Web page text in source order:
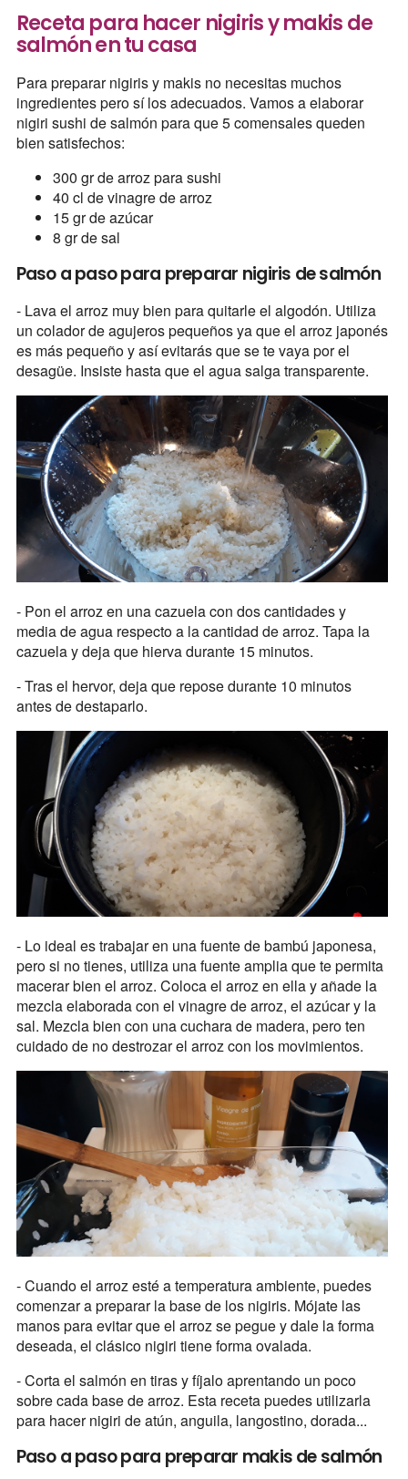
Receta para hacer nigiris y makis de
salmón en tu casa
Para preparar nigiris y makis no necesitas muchos
ingredientes pero sí los adecuados. Vamos a elaborar
nigiri sushi de salmón para que 5 comensales queden
bien satisfechos:
300 gr de arroz para sushi
40 cl de vinagre de arroz
15 gr de azúcar
8 gr de sal
Paso a paso para preparar nigiris de salmón
- Lava el arroz muy bien para quitarle el algodón. Utiliza
un colador de agujeros pequeños ya que el arroz japonés
es más pequeño y así evitarás que se te vaya por el
desagüe. Insiste hasta que el agua salga transparente.
- Pon el arroz en una cazuela con dos cantidades y
media de agua respecto a la cantidad de arroz. Tapa la
cazuela y deja que hierva durante 15 minutos.
- Tras el hervor, deja que repose durante 10 minutos
antes de destaparlo.
- Lo ideal es trabajar en una fuente de bambú japonesa,
pero si no tienes, utiliza una fuente amplia que te permita
macerar bien el arroz. Coloca el arroz en ella y añade la
mezcla elaborada con el vinagre de arroz, el azúcar y la
sal. Mezcla bien con una cuchara de madera, pero ten
cuidado de no destrozar el arroz con los movimientos.
- Cuando el arroz esté a temperatura ambiente, puedes
comenzar a preparar la base de los nigiris. Mójate las
manos para evitar que el arroz se pegue y dale la forma
deseada, el clásico nigiri tiene forma ovalada.
- Corta el salmón en tiras y fíjalo aprentando un poco
sobre cada base de arroz. Esta receta puedes utilizarla
para hacer nigiri de atún, anguila, langostino, dorada...
Paso a paso para preparar makis de salmón